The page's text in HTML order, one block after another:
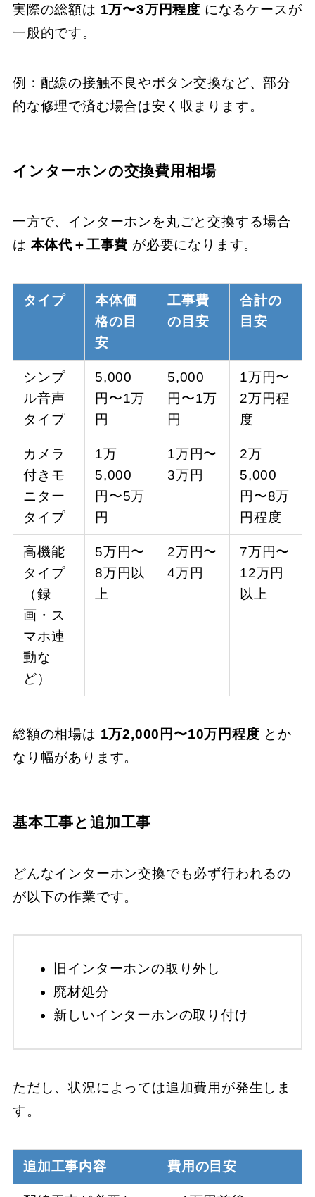
実際の総額は 1万〜3万円程度 になるケースが
一般的です。
例：配線の接触不良やボタン交換など、部分
的な修理で済む場合は安く収まります。
インターホンの交換費用相場
一方で、インターホンを丸ごと交換する場合
は 本体代＋工事費 が必要になります。
タイプ
本体価
格の目
安
工事費
の目安
合計の
目安
シンプ
ル音声
タイプ
5,000
円〜1万
円
5,000
円〜1万
円
1万円〜
2万円程
度
カメラ
付きモ
ニター
タイプ
1万
5,000
円〜5万
円
1万円〜
3万円
2万
5,000
円〜8万
円程度
高機能
タイプ
（録
画・ス
マホ連
動な
ど）
5万円〜
8万円以
上
2万円〜
4万円
7万円〜
12万円
以上
総額の相場は 1万2,000円〜10万円程度 とか
なり幅があります。
基本工事と追加工事
どんなインターホン交換でも必ず行われるの
が以下の作業です。
旧インターホンの取り外し
廃材処分
新しいインターホンの取り付け
ただし、状況によっては追加費用が発生しま
す。
追加工事内容 費用の目安